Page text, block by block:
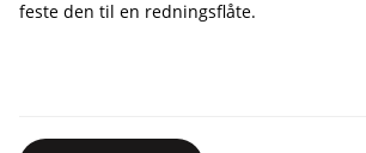
feste den til en redningsflåte.